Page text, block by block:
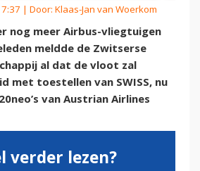
| Door: Klaas-Jan van Woerkom
nog meer Airbus-vliegtuigen
meldde de Zwitserse
al dat de vloot zal
met toestellen van SWISS, nu
van Austrian Airlines
verder lezen?